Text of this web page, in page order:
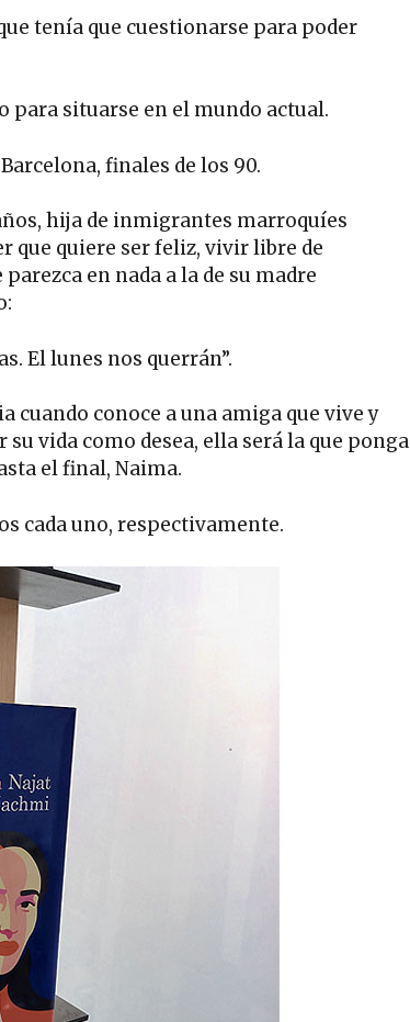
tenía que cuestionarse para poder
para situarse en el mundo actual.
finales de los 90.
hija de inmigrantes marroquíes
que quiere ser feliz, vivir libre de
en nada a la de su madre
El lunes nos querrán”.
cuando conoce a una amiga que vive y
vida como desea, ella será la que ponga
el final, Naima.
cada uno, respectivamente.